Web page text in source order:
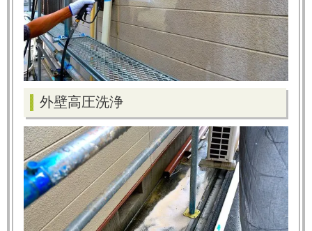
外壁高圧洗浄